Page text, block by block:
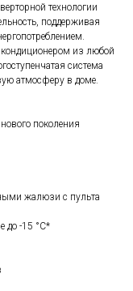
технологии
поддерживая
из любой
система
атмосферу в доме.
поколения
жалюзи с пульта
до -15 °С*